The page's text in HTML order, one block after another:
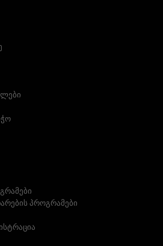
პროგრამები